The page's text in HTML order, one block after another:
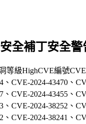
全補丁安全警
等級HighCVE編號
CVE-2024-43470、
CVE-2024-43455、
CVE-2024-38252、
CVE-2024-38241、